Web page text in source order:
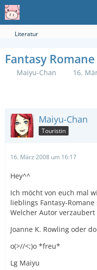
Literatur
Fantasy Romane
Maiyu-Chan 16.
Maiyu-Chan
Touristin
16. März 2008 um 16:17
Hey^^
Ich möcht von euch mal
lieblings Fantasy-Romane
Welcher Autor verzaubert
Joanne K. Rowling oder
o(>//<;)o *freu*
Lg Maiyu